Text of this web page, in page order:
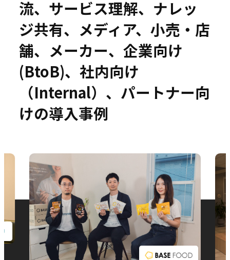
セミナー
お役立ち情報
お問い合わせ
流、サービス理解、ナレッ
ジ共有、メディア、小売・店
舗、メーカー、企業向け
(BtoB)、社内向け
（Internal）、パートナー向
けの導入事例